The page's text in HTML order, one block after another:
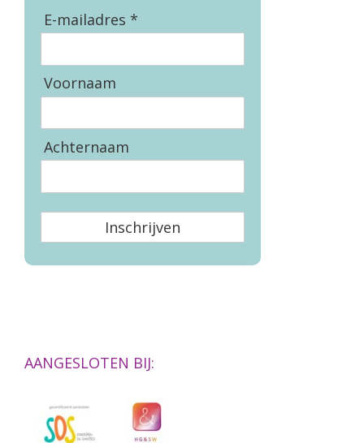
E-mailadres *
Voornaam
Achternaam
Inschrijven
AANGESLOTEN BIJ: